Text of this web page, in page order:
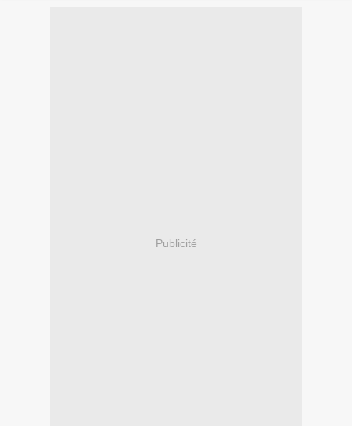
Publicité